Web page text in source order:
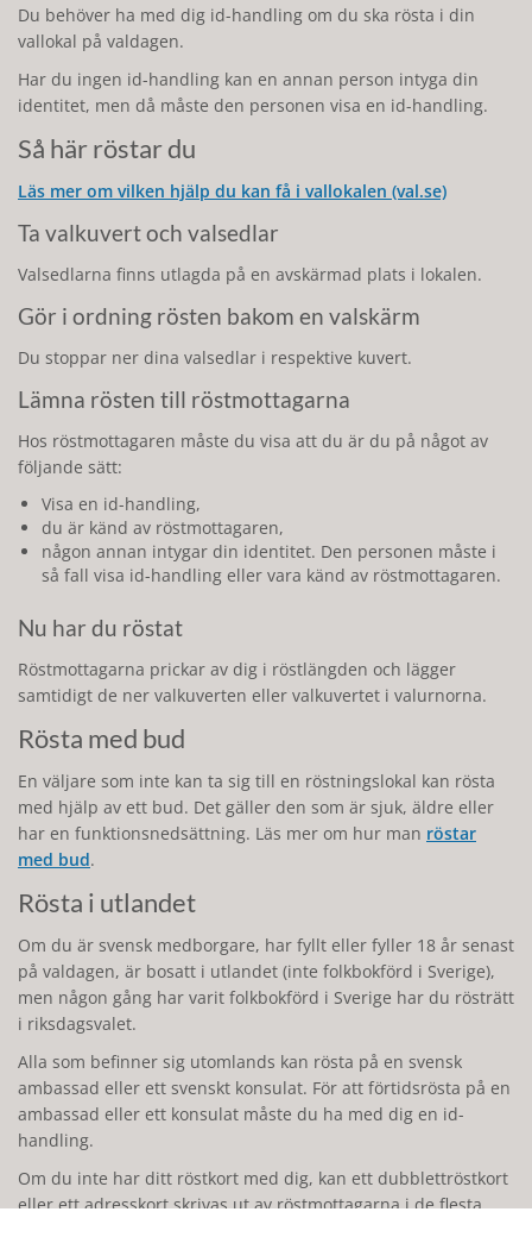
Du behöver ha med dig id-handling om du ska rösta i din
vallokal på valdagen.
Har du ingen id-handling kan en annan person intyga din
identitet, men då måste den personen visa en id-handling.
Så här röstar du
Läs mer om vilken hjälp du kan få i vallokalen (val.se)
Ta valkuvert och valsedlar
Valsedlarna finns utlagda på en avskärmad plats i lokalen.
Gör i ordning rösten bakom en valskärm
Du stoppar ner dina valsedlar i respektive kuvert.
Lämna rösten till röstmottagarna
Hos röstmottagaren måste du visa att du är du på något av
följande sätt:
Visa en id-handling,
du är känd av röstmottagaren,
någon annan intygar din identitet. Den personen måste i
så fall visa id-handling eller vara känd av röstmottagaren.
Nu har du röstat
Röstmottagarna prickar av dig i röstlängden och lägger
samtidigt de ner valkuverten eller valkuvertet i valurnorna.
Rösta med bud
En väljare som inte kan ta sig till en röstningslokal kan rösta
med hjälp av ett bud. Det gäller den som är sjuk, äldre eller
har en funktionsnedsättning. Läs mer om hur man röstar
med bud.
Rösta i utlandet
Om du är svensk medborgare, har fyllt eller fyller 18 år senast
på valdagen, är bosatt i utlandet (inte folkbokförd i Sverige),
men någon gång har varit folkbokförd i Sverige har du rösträtt
i riksdagsvalet.
Alla som befinner sig utomlands kan rösta på en svensk
ambassad eller ett svenskt konsulat. För att förtidsrösta på en
ambassad eller ett konsulat måste du ha med dig en id-
handling.
Om du inte har ditt röstkort med dig, kan ett dubblettröstkort
eller ett adresskort skrivas ut av röstmottagarna i de flesta